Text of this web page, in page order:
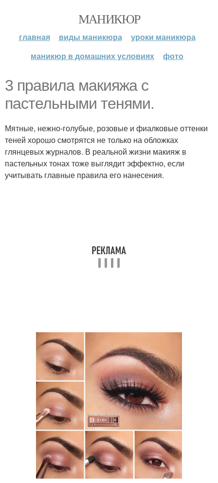
МАНИКЮР
главная виды маникюра
уроки маникюра
маникюр в домашних условиях
фото
3 правила макияжа с
пастельными тенями.
Мятные, нежно-голубые, розовые и фиалковые оттенки
теней хорошо смотрятся не только на обложках
глянцевых журналов. В реальной жизни макияж в
пастельных тонах тоже выглядит эффектно, если
учитывать главные правила его нанесения.